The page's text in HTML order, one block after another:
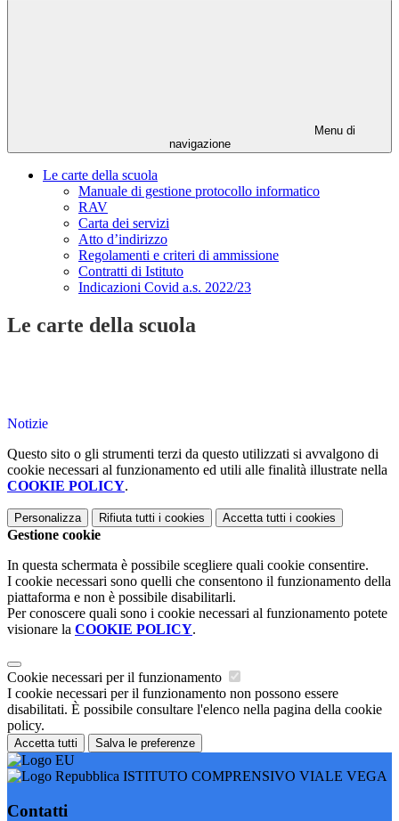
Menu di
navigazione
Le carte della scuola
Manuale di gestione protocollo informatico
RAV
Carta dei servizi
Atto d’indirizzo
Regolamenti e criteri di ammissione
Contratti di Istituto
Indicazioni Covid a.s. 2022/23
Le carte della scuola
Notizie
Questo sito o gli strumenti terzi da questo utilizzati si avvalgono di
cookie necessari al funzionamento ed utili alle finalità illustrate nella
COOKIE POLICY.
Personalizza Rifiuta tutti i cookies Accetta tutti i cookies
Gestione cookie
In questa schermata è possibile scegliere quali cookie consentire.
I cookie necessari sono quelli che consentono il funzionamento della
piattaforma e non è possibile disabilitarli.
Per conoscere quali sono i cookie necessari al funzionamento potete
visionare la COOKIE POLICY.
Cookie necessari per il funzionamento
I cookie necessari per il funzionamento non possono essere
disabilitati. È possibile consultare l'elenco nella pagina della cookie
policy.
Accetta tutti Salva le preferenze
ISTITUTO COMPRENSIVO VIALE VEGA
Contatti